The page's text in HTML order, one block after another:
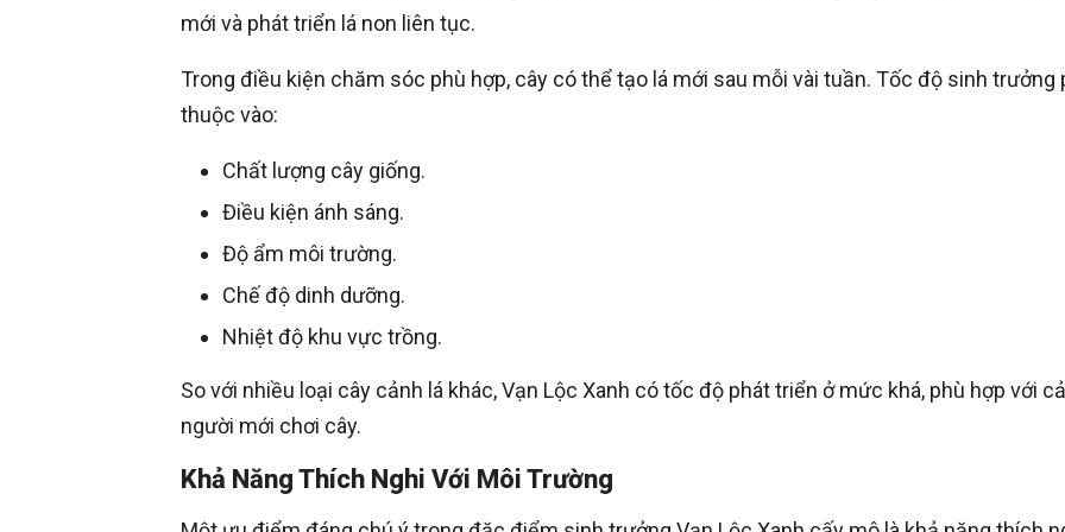
mới và phát triển lá non liên tục.
Trong điều kiện chăm sóc phù hợp, cây có thể tạo lá mới sau mỗi vài tuần. Tốc độ sinh trưởng
thuộc vào:
Chất lượng cây giống.
Điều kiện ánh sáng.
Độ ẩm môi trường.
Chế độ dinh dưỡng.
Nhiệt độ khu vực trồng.
So với nhiều loại cây cảnh lá khác, Vạn Lộc Xanh có tốc độ phát triển ở mức khá, phù hợp với cả
người mới chơi cây.
Khả Năng Thích Nghi Với Môi Trường